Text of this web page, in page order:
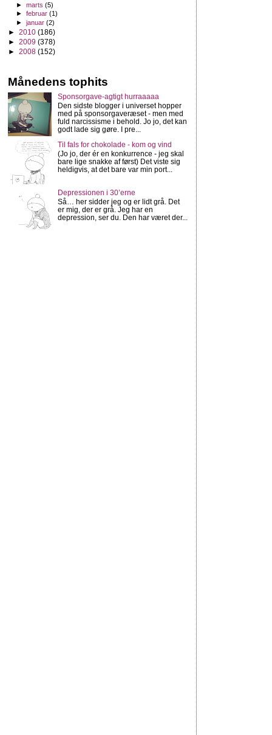
►marts(5)
►februar(1)
►januar(2)
► 2010 (186)
► 2009 (378)
► 2008 (152)
Månedens tophits
Sponsorgave-agtigt hurraaaaa
Den sidste blogger i universet hopper
med på sponsorgaveræset - men med
fuld narcissisme i behold. Jo jo, det kan
godt lade sig gøre. I pre...
Til fals for chokolade - kom og vind
(Jo jo, der ér en konkurrence - jeg skal
bare lige snakke af først) Det viste sig
heldigvis, at det bare var min port...
Depressionen i 30’erne
Så… her sidder jeg og er lidt grå. Det
er mig, der er grå. Jeg har en
depression, ser du. Den har været der...